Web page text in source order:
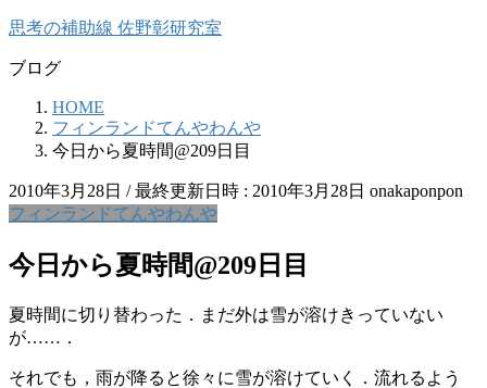
コ
テ
キ
ッ
ナ
ゲ
に
移
思考の補助線 佐野彰研究室
ブログ
HOME
フィンランドてんやわんや
今日から夏時間@209日目
2010年3月28日 / 最終更新日時 : 2010年3月28日 onakaponpon
フィンランドてんやわんや
今日から夏時間@209日目
夏時間に切り替わった．まだ外は雪が溶けきっていない
が……．
それでも，雨が降ると徐々に雪が溶けていく．流れるよう